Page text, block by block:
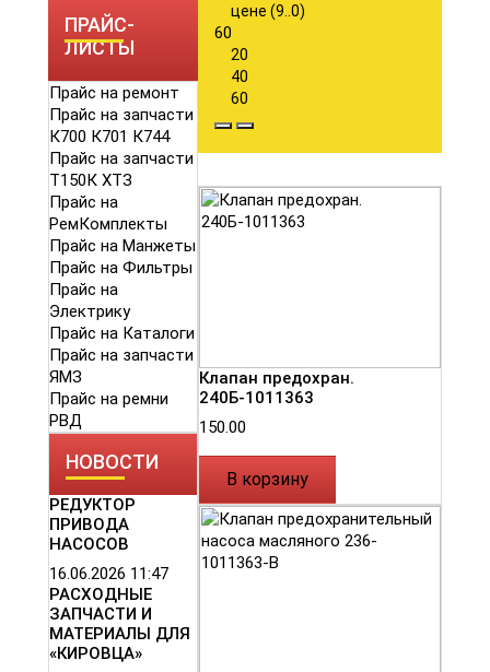
ПРАЙС-
ЛИСТЫ
Прайс на ремонт
Прайс на запчасти
К700 К701 К744
Прайс на запчасти
Т150К ХТЗ
Прайс на
РемКомплекты
Прайс на Манжеты
Прайс на Фильтры
Прайс на
Электрику
Прайс на Каталоги
Прайс на запчасти
ЯМЗ
Прайс на ремни
РВД
НОВОСТИ
РЕДУКТОР
ПРИВОДА
НАСОСОВ
16.06.2026 11:47
РАСХОДНЫЕ
ЗАПЧАСТИ И
МАТЕРИАЛЫ ДЛЯ
«КИРОВЦА»
цене (9..0)
60
20
40
60
Клапан предохран.
240Б-1011363
150.00
В корзину